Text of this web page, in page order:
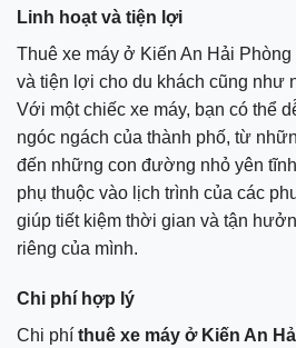
Linh hoạt và tiện lợi
Thuê xe máy ở Kiến An Hải
và tiện lợi cho du khách cũng như
Với một chiếc xe máy, bạn có thể
ngóc ngách của thành phố, từ
đến những con đường nhỏ yên
phụ thuộc vào lịch trình của các
giúp tiết kiệm thời gian và tận
riêng của mình.
Chi phí hợp lý
Chi phí thuê xe máy ở Kiến An